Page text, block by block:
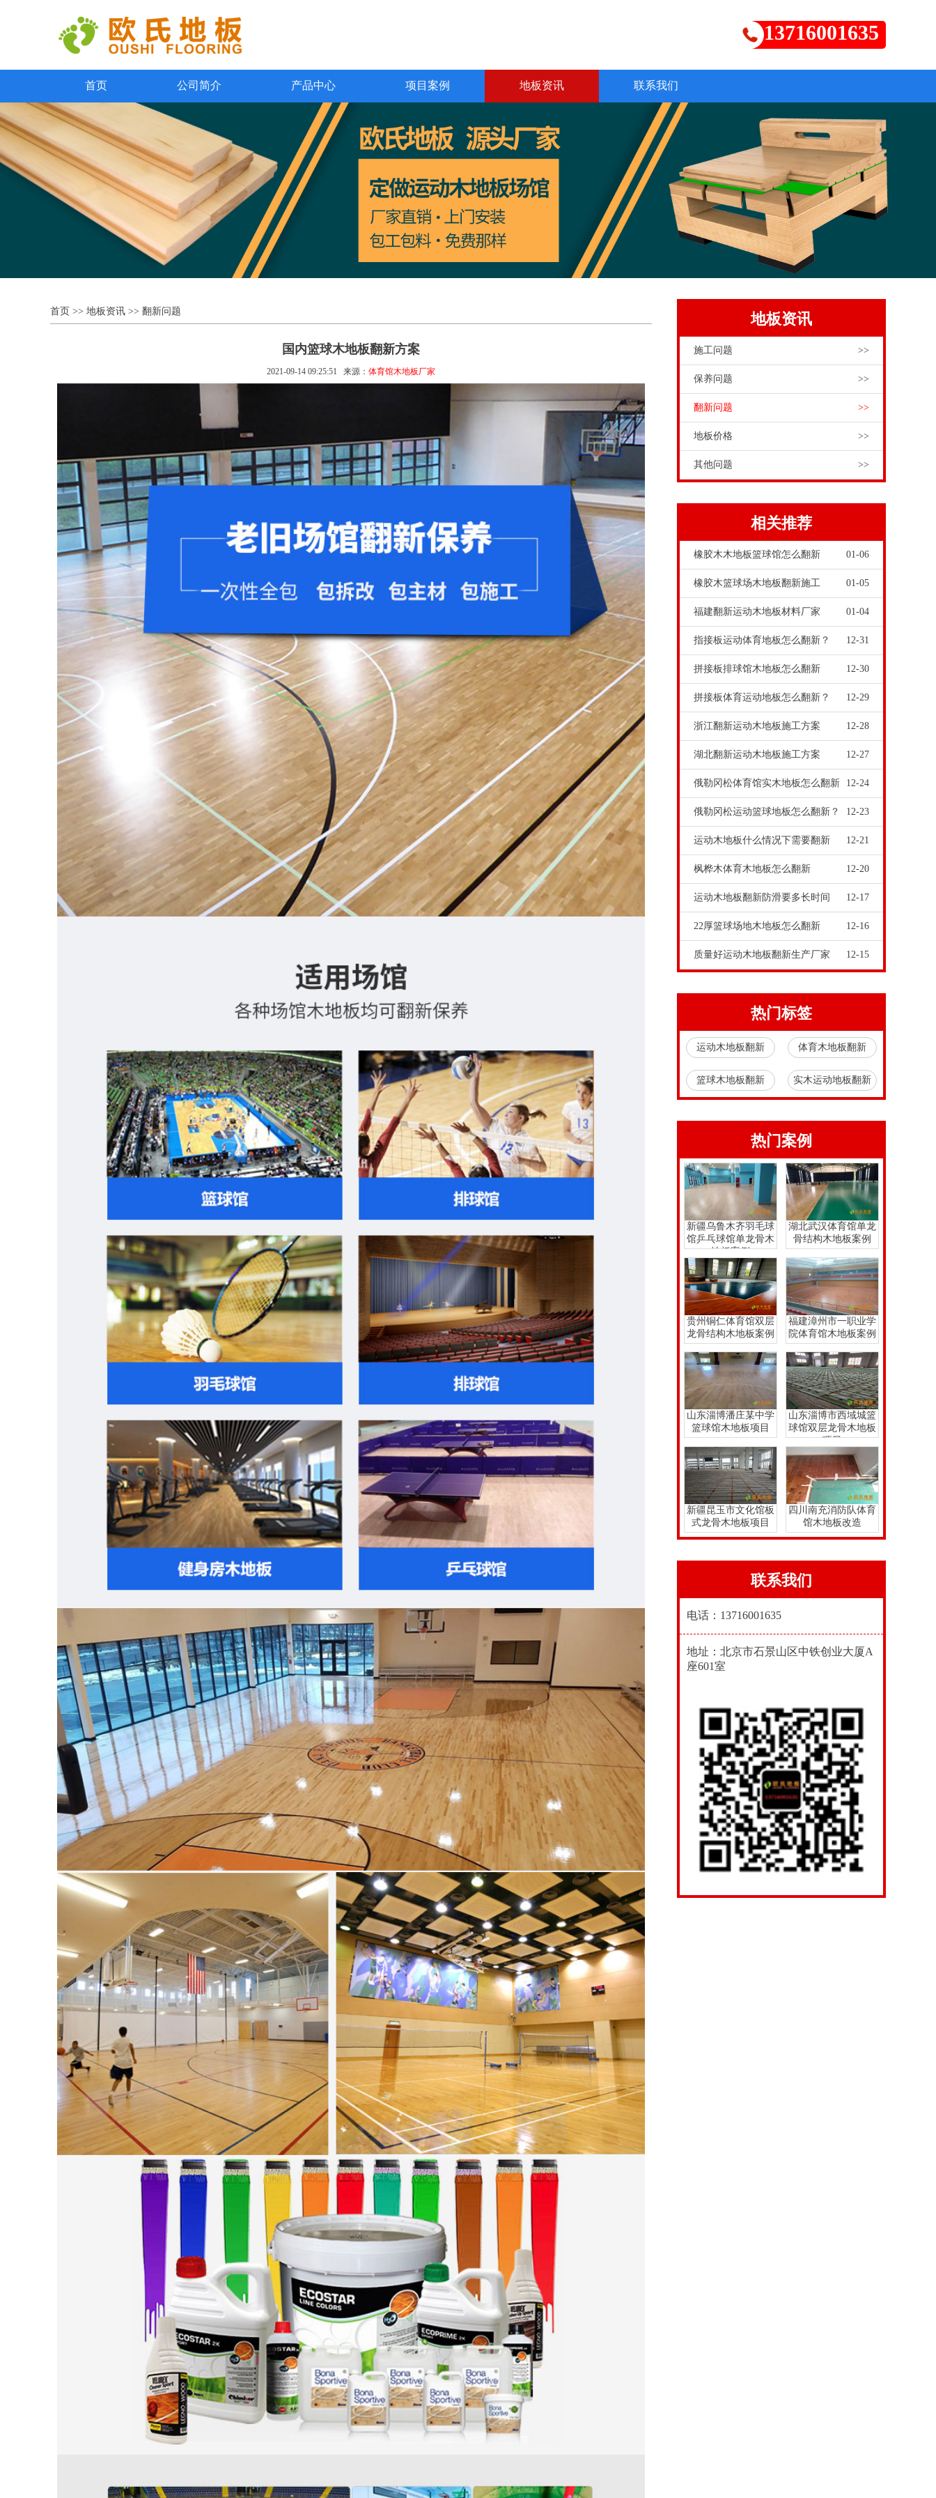
13716001635
首页 公司简介 产品中心 项目案例 地板资讯 联系我们
首页 >> 地板资讯 >> 翻新问题
国内篮球木地板翻新方案
2021-09-14 09:25:51 来源： 体育馆木地板厂家
地板资讯
施工问题 >>
保养问题 >>
翻新问题 >>
地板价格 >>
其他问题 >>
相关推荐
橡胶木木地板篮球馆怎么翻新 01-06
橡胶木篮球场木地板翻新施工 01-05
福建翻新运动木地板材料厂家 01-04
指接板运动体育地板怎么翻新？ 12-31
拼接板排球馆木地板怎么翻新 12-30
拼接板体育运动地板怎么翻新？ 12-29
浙江翻新运动木地板施工方案 12-28
湖北翻新运动木地板施工方案 12-27
俄勒冈松体育馆实木地板怎么翻新 12-24
俄勒冈松运动篮球地板怎么翻新？ 12-23
运动木地板什么情况下需要翻新 12-21
枫桦木体育木地板怎么翻新 12-20
运动木地板翻新防滑要多长时间 12-17
22厚篮球场地木地板怎么翻新 12-16
质量好运动木地板翻新生产厂家 12-15
热门标签
运动木地板翻新 体育木地板翻新
篮球木地板翻新 实木运动地板翻新
热门案例
新疆乌鲁木齐羽毛球
馆乒乓球馆单龙骨木
地板案例
湖北武汉体育馆单龙
骨结构木地板案例
贵州铜仁体育馆双层
龙骨结构木地板案例
福建漳州市一职业学
院体育馆木地板案例
山东淄博潘庄某中学
篮球馆木地板项目
山东淄博市西域城篮
球馆双层龙骨木地板
项目
新疆昆玉市文化馆板
式龙骨木地板项目
四川南充消防队体育
馆木地板改造
联系我们
电话：13716001635
地址：北京市石景山区中铁创业大厦A
座601室